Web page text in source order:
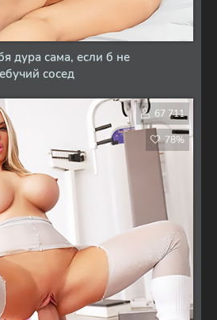
дура сама, если б не
сосед
67 711
78%